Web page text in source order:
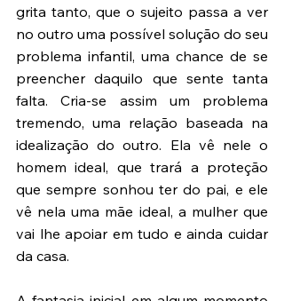
grita tanto, que o sujeito passa a ver
no outro uma possível solução do seu
problema infantil, uma chance de se
preencher daquilo que sente tanta
falta. Cria-se assim um problema
tremendo, uma relação baseada na
idealização do outro. Ela vê nele o
homem ideal, que trará a proteção
que sempre sonhou ter do pai, e ele
vê nela uma mãe ideal, a mulher que
vai lhe apoiar em tudo e ainda cuidar
da casa.